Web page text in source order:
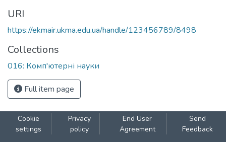
URI
https://ekmair.ukma.edu.ua/handle/123456789/8498
Collections
016: Комп'ютерні науки
Full item page
Cookie
settings
Privacy
policy
End User
Agreement
Send
Feedback